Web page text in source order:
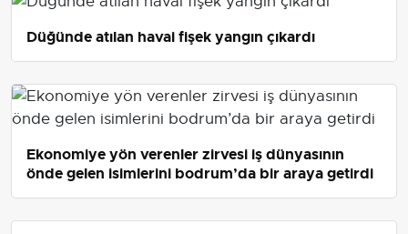
Düğünde atılan havai fişek yangın çıkardı
Ekonomiye yön verenler zirvesi iş dünyasının
önde gelen isimlerini bodrum’da bir araya getirdi